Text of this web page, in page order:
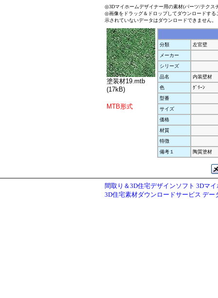
◎3Dマイホームデザイナー用の素材(パーツ/テクス
◎画像をドラッグ＆ドロップしてダウンロードす
示されていないデータはダウンロードできません。
塗装材19.mtb
(17kB)
MTB形式
分類
左官壁
メーカー
シリーズ
品名
内装壁材
色
ｸﾞﾘｰﾝ
型番
サイズ
価格
材質
特徴
備考１
陶質塗材
間取り＆3D住宅デザインソフト 3Dマ
3D住宅素材ダウンロードサービス デー